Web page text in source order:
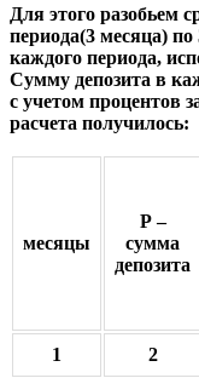
Для этого разобьем
периода(3 месяца)
каждого периода,
Сумму депозита в
с учетом процентов
расчета получилось:
месяцы
Р –
сумма
депозита
1 2